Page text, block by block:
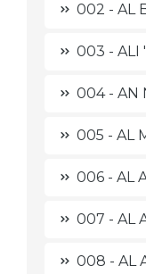
002 - AL
003 - ALI
004 - AN
005 - AL
006 - AL
007 - AL
008 - AL